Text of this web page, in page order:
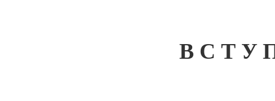
В С Т У